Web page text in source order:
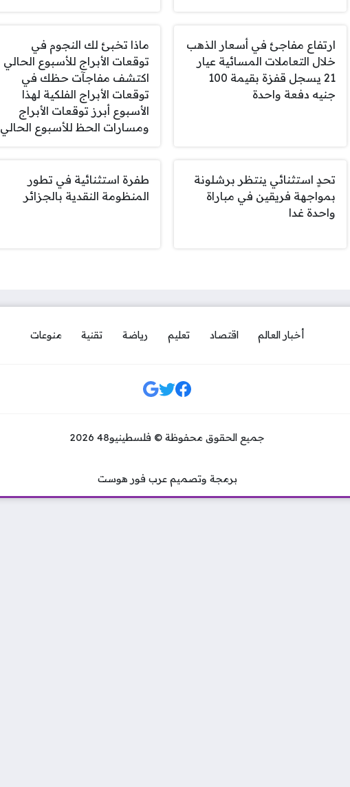
ارتفاع مفاجئ في أسعار الذهب
خلال التعاملات المسائية عيار
21 يسجل قفزة بقيمة 100
جنيه دفعة واحدة
ماذا تخبئ لك النجوم في
توقعات الأبراج للأسبوع الحالي
اكتشف مفاجآت حظك في
توقعات الأبراج الفلكية لهذا
الأسبوع أبرز توقعات الأبراج
ومسارات الحظ للأسبوع الحالي
تحدٍ استثنائي ينتظر برشلونة
بمواجهة فريقين في مباراة
واحدة غدا
طفرة استثنائية في تطور
المنظومة النقدية بالجزائر
أخبار العالم اقتصاد تعليم رياضة تقنية منوعات
مواقع التواصل
جميع الحقوق محفوظة © فلسطينيو48 2026
برمجة وتصميم عرب فور هوست